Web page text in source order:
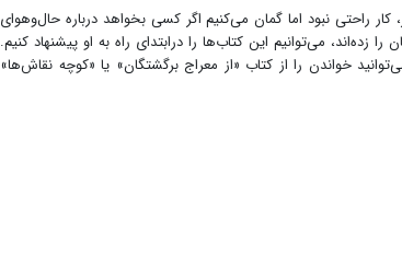
راحتی نبود اما گمان می‌کنیم اگر کسی بخواهد درباره حال‌وهوای
می‌توانیم این کتاب‌ها را درابتدای راه به او پیشنهاد کنیم.
خواندن را از کتاب «از معراج برگشتگان» یا «کوچه نقاش‌ها»